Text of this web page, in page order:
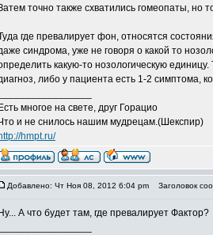
точно также схватились гомеопаты, но
где превалирует фон, относятся
синдрома, уже не говоря о какой то
какую-то нозологическую
либо у пациента есть 1-2 симптома,
Есть многое на свете, друг Горацио
и не снилось нашим мудрецам.(Шекспир)
http://hmpt.ru/
Добавлено: Чт Ноя 08, 2012 6:04 pm Заголовок
Ну... А что будет там, где превалирует Фактор?